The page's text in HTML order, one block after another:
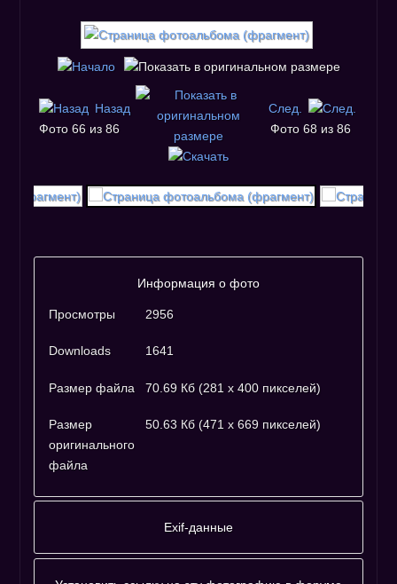
Назад
Фото 66 из 86
След.
Фото 68 из 86
Информация о фото
Просмотры 2956
Downloads 1641
Размер файла 70.69 Кб (281 x 400 пикселей)
Размер
оригинального
файла
50.63 Кб (471 x 669 пикселей)
Exif-данные
ФотоБренд
Canon